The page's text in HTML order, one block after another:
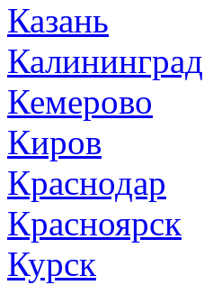
Казань
Калининград
Кемерово
Киров
Краснодар
Красноярск
Курск